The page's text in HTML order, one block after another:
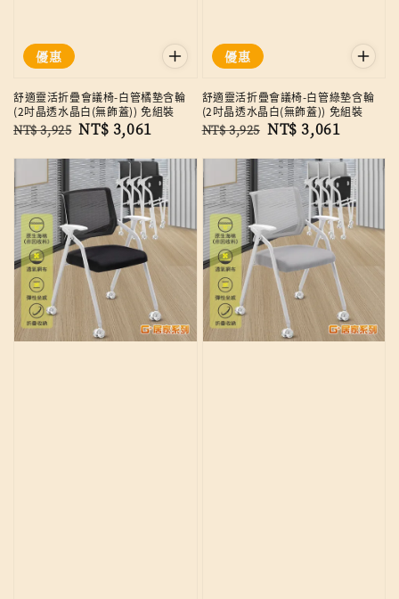
優惠
舒適靈活折疊會議椅-白管橘墊含輪
(2吋晶透水晶白(無飾蓋)) 免組裝
Regular
NT$ 3,925 Sale
NT$ 3,061
優惠
舒適靈活折疊會議椅-白管綠墊含輪
(2吋晶透水晶白(無飾蓋)) 免組裝
Regular
NT$ 3,925 Sale
NT$ 3,061